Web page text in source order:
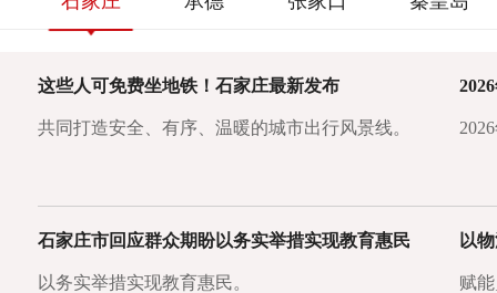
这些人可免费坐地铁！石家庄最新发布
共同打造安全、有序、温暖的城市出行风景线。
石家庄市回应群众期盼以务实举措实现教育惠民
以务实举措实现教育惠民。 赋